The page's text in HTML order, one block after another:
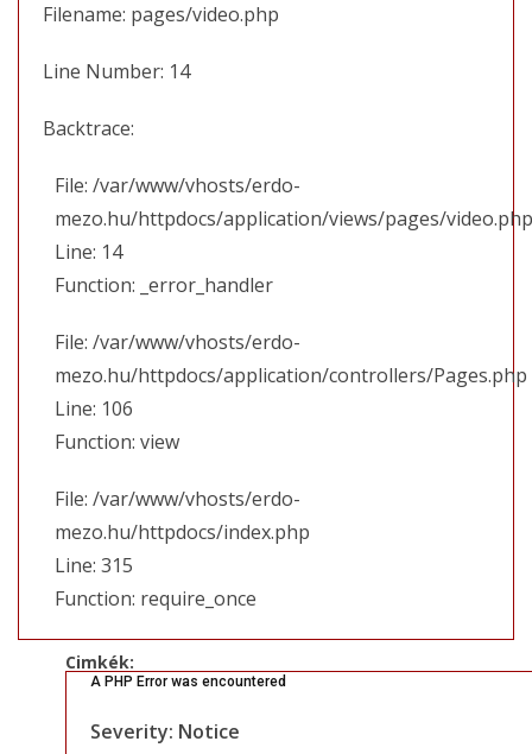
Filename: pages/video.php
Line Number: 14
Backtrace:
File: /var/www/vhosts/erdo-
mezo.hu/httpdocs/application/views/pages/video.php
Line: 14
Function: _error_handler
File: /var/www/vhosts/erdo-
mezo.hu/httpdocs/application/controllers/Pages.php
Line: 106
Function: view
File: /var/www/vhosts/erdo-
mezo.hu/httpdocs/index.php
Line: 315
Function: require_once
Cimkék:
A PHP Error was encountered
Severity: Notice